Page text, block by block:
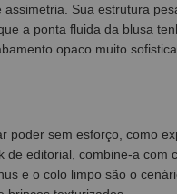
Sua estrutura
a ponta fluida da blusa
opaco muito
poder sem esforço, como
editorial, combine-a com
e o colo limpo são o